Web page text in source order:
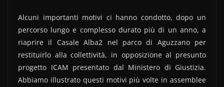
Alcuni importanti motivi ci hanno condotto, dopo un
percorso lungo e complesso durato più di un anno, a
riaprire il Casale Alba2 nel parco di Aguzzano per
restituirlo alla collettività, in opposizione al presunto
progetto ICAM presentato dal Ministero di Giustizia.
Abbiamo illustrato questi motivi più volte in assemblee